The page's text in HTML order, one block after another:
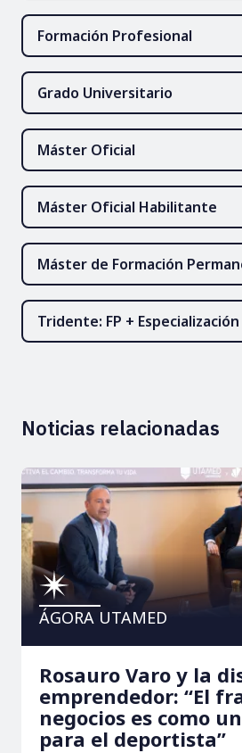
Formación Profesional
Grado Universitario
Máster Oficial
Máster Oficial Habilitante
Máster de Formación
Tridente: FP +
Noticias relacionadas
ÁGORA UTAMED
Rosauro Varo y la
emprendedor: “El
negocios es como
para el deportista”